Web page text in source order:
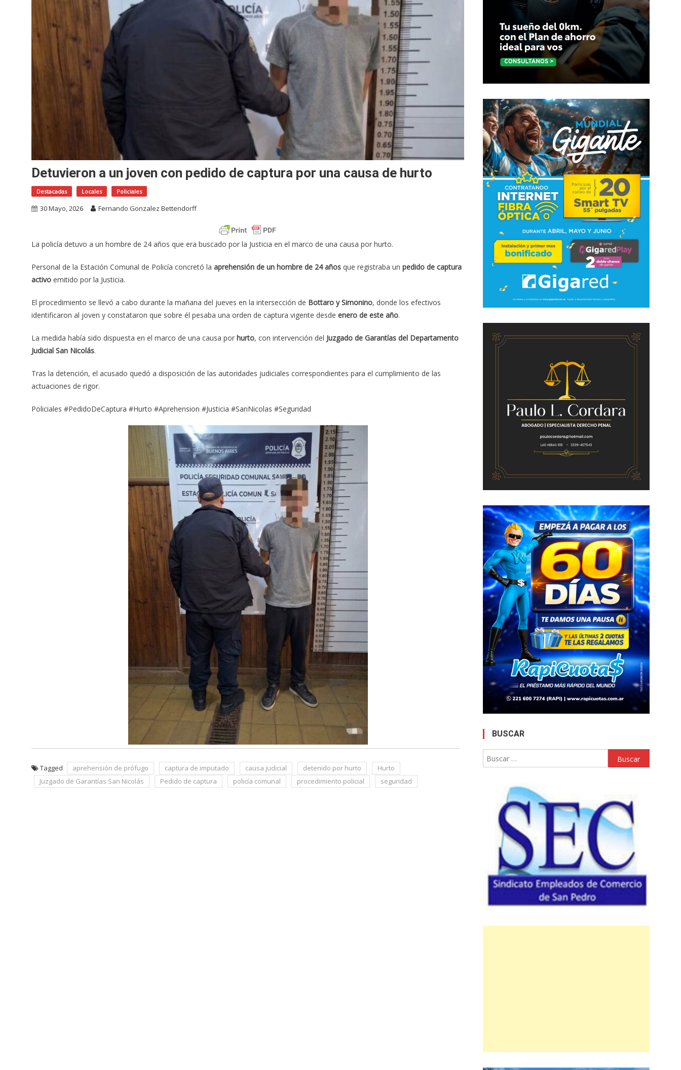
Detuvieron a un joven con pedido de captura por una causa de hurto
Destacadas Locales Policiales
30 Mayo, 2026 Fernando Gonzalez Bettendorff
La policía detuvo a un hombre de 24 años que era buscado por la Justicia en el marco de una causa por hurto.
Personal de la Estación Comunal de Policía concretó la aprehensión de un hombre de 24 años que registraba un pedido de captura
activo emitido por la Justicia.
El procedimiento se llevó a cabo durante la mañana del jueves en la intersección de Bottaro y Simonino, donde los efectivos
identificaron al joven y constataron que sobre él pesaba una orden de captura vigente desde enero de este año.
La medida había sido dispuesta en el marco de una causa por hurto, con intervención del Juzgado de Garantías del Departamento
Judicial San Nicolás.
Tras la detención, el acusado quedó a disposición de las autoridades judiciales correspondientes para el cumplimiento de las
actuaciones de rigor.
Policiales #PedidoDeCaptura #Hurto #Aprehension #Justicia #SanNicolas #Seguridad
Tagged aprehensión de prófugo captura de imputado causa judicial detenido por hurto
Hurto
Juzgado de Garantías San Nicolás
Pedido de captura policía comunal procedimiento policial seguridad
BUSCAR
Buscar: